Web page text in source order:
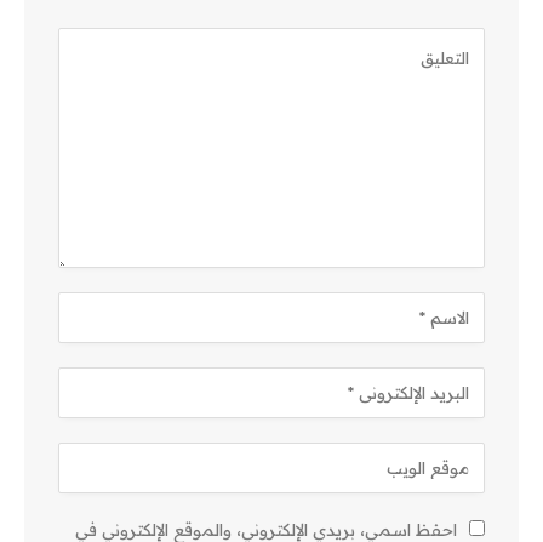
احفظ اسمي، بريدي الإلكتروني، والموقع الإلكتروني في